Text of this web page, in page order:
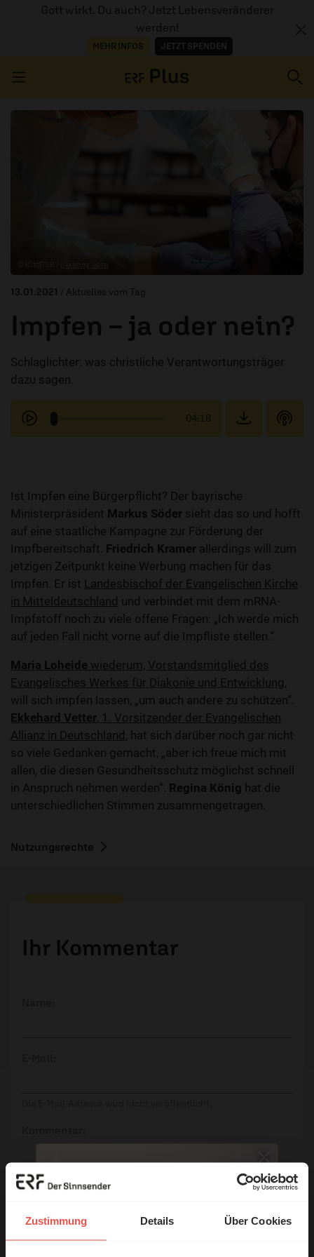
Zustimmung Details Über Cookies
Gott wirkt. Du auch? Jetzt Lebensveränderer
werden!
MEHR INFOS JETZT SPENDEN
13.01.2021 / Aktuelles vom Tag
Impfen – ja oder nein?
Schlaglichter: was christliche Verantwortungsträger
dazu sagen.
04:18
Ist Impfen eine Bürgerpflicht? Der bayrische
Ministerpräsident Markus Söder sieht das so und hofft
auf eine staatliche Kampagne zur Förderung der
Impfbereitschaft. Friedrich Kramer allerdings will zum
jetzigen Zeitpunkt keine Werbung machen für das
Impfen. Er ist Landesbischof der Evangelischen Kirche
in Mitteldeutschland und verbindet mit dem mRNA-
Impfstoff noch zu viele offene Fragen: „Ich werde mich
auf jeden Fall nicht vorne auf die Impfliste stellen.“
Maria Loheide wiederum, Vorstandsmitglied des
Evangelisches Werkes für Diakonie und Entwicklung,
will sich impfen lassen, „um auch andere zu schützen“.
Ekkehard Vetter, 1. Vorsitzender der Evangelischen
Allianz in Deutschland , hat sich darüber noch gar nicht
so viele Gedanken gemacht, „aber ich freue mich mit
allen, die diesen Gesundheitsschutz möglichst schnell
in Anspruch nehmen werden“. Regina König hat die
unterschiedlichen Stimmen zusammengetragen.
Nutzungsrechte
Ihr Kommentar
Ich bin damit einverstanden, dass meine Angaben
anonymisiert erfasst und zum Zweck der